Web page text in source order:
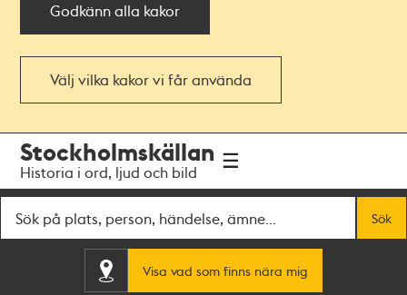
Godkänn alla kakor
Välj vilka kakor vi får använda
navigationen
huvudinnehållet
Stockholmskällan
Historia i ord, ljud och bild
Sök
Visa vad som finns nära mig